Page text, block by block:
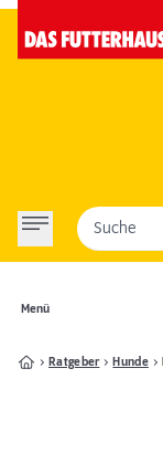
Menü
Suche
Ratgeber Hunde